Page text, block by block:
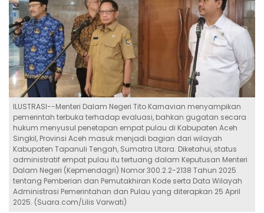
ILUSTRASI--Menteri Dalam Negeri Tito Karnavian menyampikan
pemerintah terbuka terhadap evaluasi, bahkan gugatan secara
hukum menyusul penetapan empat pulau di Kabupaten Aceh
Singkil, Provinsi Aceh masuk menjadi bagian dari wilayah
Kabupaten Tapanuli Tengah, Sumatra Utara. Diketahui, status
administratif empat pulau itu tertuang dalam Keputusan Menteri
Dalam Negeri (Kepmendagri) Nomor 300.2.2-2138 Tahun 2025
tentang Pemberian dan Pemutakhiran Kode serta Data Wilayah
Administrasi Pemerintahan dan Pulau yang diterapkan 25 April
2025. (Suara.com/Lilis Varwati)